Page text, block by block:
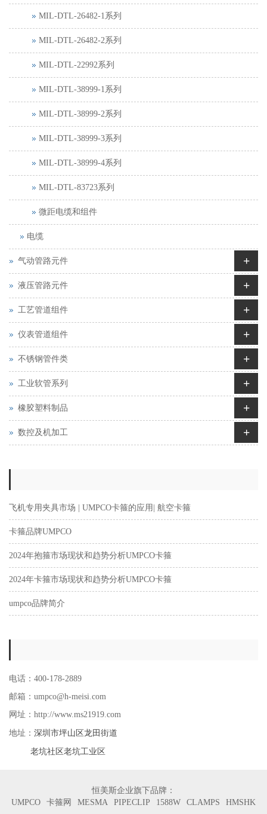
MIL-DTL-26482-1系列
MIL-DTL-26482-2系列
MIL-DTL-22992系列
MIL-DTL-38999-1系列
MIL-DTL-38999-2系列
MIL-DTL-38999-3系列
MIL-DTL-38999-4系列
MIL-DTL-83723系列
微距电缆和组件
电缆
气动管路元件 +
液压管路元件 +
工艺管道组件 +
仪表管道组件 +
不锈钢管件类 +
工业软管系列 +
橡胶塑料制品 +
数控及机加工 +
飞机专用夹具市场 | UMPCO卡箍的应用| 航空卡箍
卡箍品牌UMPCO
2024年抱箍市场现状和趋势分析UMPCO卡箍
2024年卡箍市场现状和趋势分析UMPCO卡箍
umpco品牌简介
电话：400-178-2889
邮箱：umpco@h-meisi.com
网址：http://www.ms21919.com
地址： 深圳市坪山区龙田街道
老坑社区老坑工业区
恒美斯企业旗下品牌：
UMPCO
卡箍网 MESMA PIPECLIP 1588W CLAMPS HMSHK